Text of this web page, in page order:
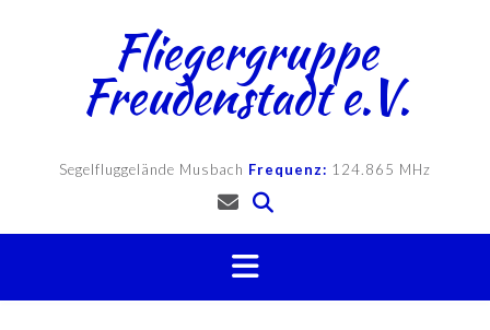
Fliegergruppe
Freudenstadt e.V.
Segelfluggelände Musbach Frequenz: 124.865 MHz